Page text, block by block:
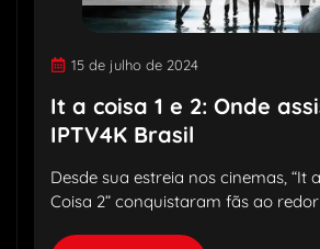
15 de julho de 2024
It a coisa 1 e 2: Onde
IPTV4K Brasil
Desde sua estreia nos cinemas, “It a
Coisa 2” conquistaram fãs ao